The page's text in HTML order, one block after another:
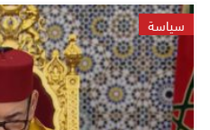
سياسة